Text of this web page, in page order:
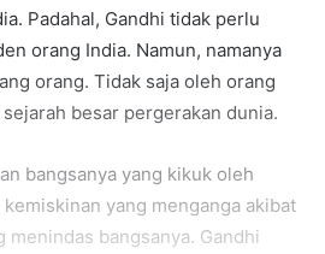
Padahal, Gandhi tidak perlu
orang India. Namun, namanya
orang. Tidak saja oleh orang
besar pergerakan dunia.
bangsanya yang kikuk oleh
yang menganga akibat
menindas bangsanya. Gandhi